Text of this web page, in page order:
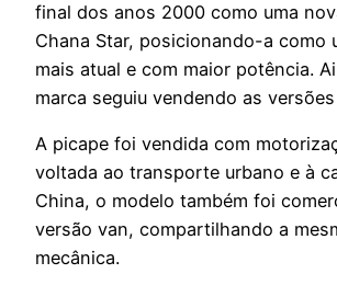
final dos anos 2000 como uma
Chana Star, posicionando-a como
mais atual e com maior potência.
marca seguiu vendendo as
A picape foi vendida com
voltada ao transporte urbano e à
China, o modelo também foi
versão van, compartilhando a
mecânica.